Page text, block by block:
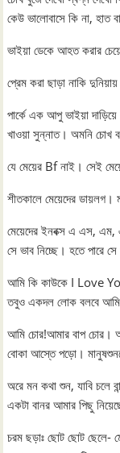
কেউ ভালোবাসে কি না, হাত
ভাইয়া ডেকে আহত করার
প্রেম করা ছাড়া নাকি
পার্কে এক আপু ভাইয়া
খাওয়া সুন্নাত। অমনি চোখ
যে মেয়ের Bf নাই। সেই
শীতকালে মেয়েদের
মেয়েদের ইনবক্স এ এস,
সে ভাব নিচ্ছে। হতে পারে
আমি কি কাউকে I Love
তবুও একদল লোক বলবে আমি
আমি চোর!আমার বাপ চোর।
বোকা আস্তে পড়ো।
অরে মন কথা শুন, যাবি চলে
একটা বানর আমার পিছু
চরম ছড়াঃ ছোট ছোট ছেলে-